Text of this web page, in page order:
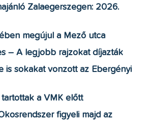
Zalaegerszegen: 2026.
megújul a Mező utca
– A legjobb rajzokat díjazták
is sokakat vonzott az Ebergényi
a VMK előtt
figyeli majd az